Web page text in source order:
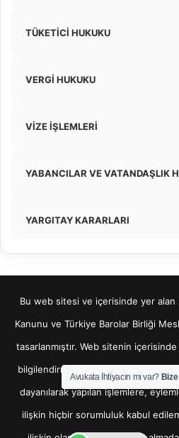
TÜKETİCİ HUKUKU
VERGİ HUKUKU
VİZE İŞLEMLERİ
YABANCILAR VE VATANDAŞLIK
YARGITAY KARARLARI
Bu web sitesi ve içerisinde yer alan
Kanunu ve Türkiye Barolar Birliği
tasarlanmıştır. Web sitenin
bilgilendirme amaçlı olup, bu
dayanılarak yapılan işlemlere,
ilişkin hiçbir sorumluluk kabul
Avukata İhtiyacın mı var? Bize